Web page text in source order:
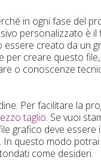
in ogni fase del
personalizzato è
creato da un
creare questo
o conoscenze
Per facilitare la
taglio. Se vuoi
grafico deve
In questo modo
come desideri.